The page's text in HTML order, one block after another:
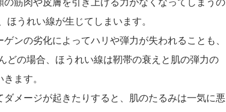
うれい線が生じてしまいます。
ンの劣化によってハリや弾力が失われることも、
どの場合、ほうれい線は靭帯の衰えと肌の弾力の
ます。
メージが起きたりすると、肌のたるみは一気に悪